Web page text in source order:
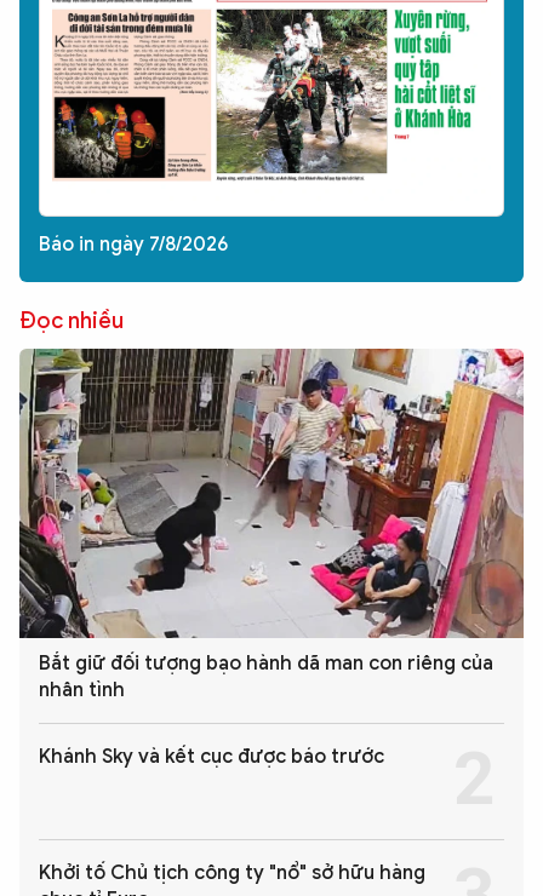
Báo in ngày 7/8/2026
Đọc nhiều
Bắt giữ đối tượng bạo hành dã man con riêng của
nhân tình
Khánh Sky và kết cục được báo trước
Khởi tố Chủ tịch công ty "nổ" sở hữu hàng